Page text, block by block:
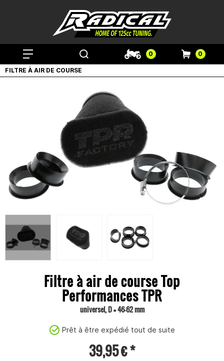
0 0
FILTRE À AIR DE COURSE
Filtre à air de course Top
Performances TPR
universel, D = 46-62 mm
Prêt à être expédié tout de suite
39,95 € *